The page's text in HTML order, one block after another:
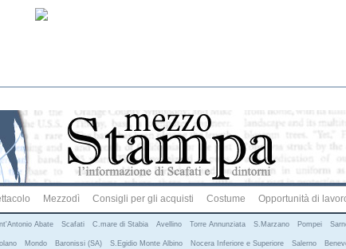
Mezzodì Consigli per gli acquisti Costume Opportunità di
Abate Scafati C.mare di Stabia Avellino Torre Annunziata S.Marzano Pompei
Mondo Baronissi (SA) S.Egidio Monte Albino Nocera Inferiore e Superiore Salerno